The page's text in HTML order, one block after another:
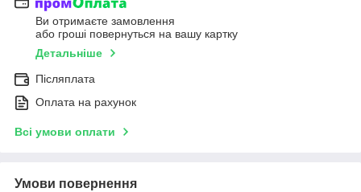
Ви отримаєте замовлення
або гроші повернуться на вашу картку
Детальніше
Післяплата
Оплата на рахунок
Всі умови оплати
Умови повернення